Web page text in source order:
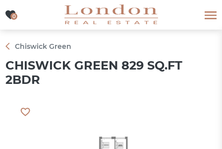
0
0
Chiswick Green
CHISWICK GREEN 829 SQ.FT
2BDR